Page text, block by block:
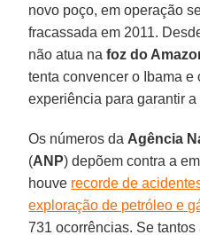
novo poço, em operação
fracassada em 2011.
não atua na foz do
tenta convencer o Ibama e
experiência para garantir
Os números da Agência
(ANP) depõem contra a
houve recorde de
exploração de petróleo e
731 ocorrências. Se